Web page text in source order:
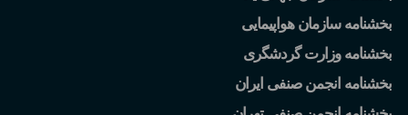
بخشنامه سازمان هواپیمایی
بخشنامه وزارت گردشگری
بخشنامه انجمن صنفی ایران